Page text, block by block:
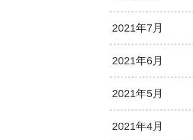
2021年7月
2021年6月
2021年5月
2021年4月